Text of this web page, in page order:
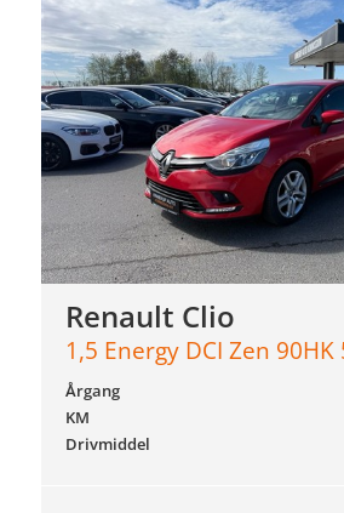
Renault Clio
1,5 Energy DCI Zen 90HK
Årgang
KM
Drivmiddel